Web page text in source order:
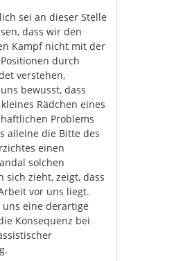
sei an dieser Stelle
dass wir den
Kampf nicht mit der
durch
verstehen,
bewusst, dass
Rädchen eines
Problems
alleine die Bitte des
einen
solchen
sich zieht, zeigt, dass
vor uns liegt.
eine derartige
Konsequenz bei